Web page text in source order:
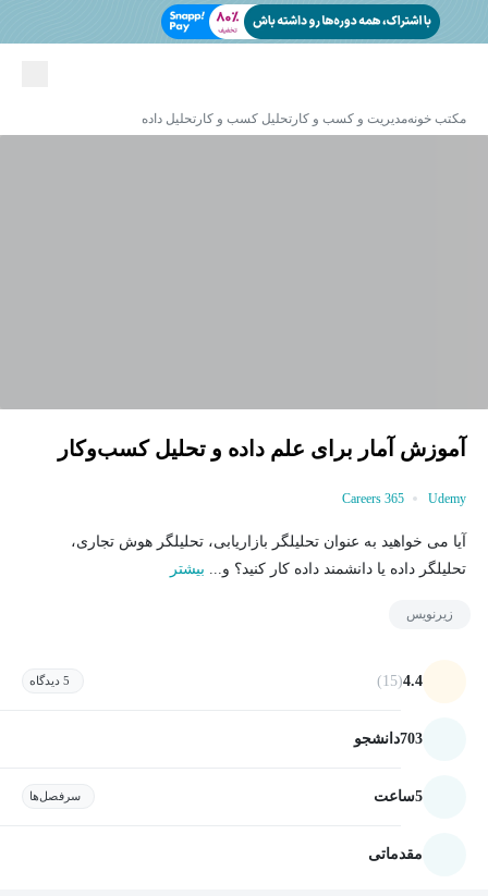
مکتب خونهمدیریت و کسب و کار تحلیل کسب و کار تحلیل داده
آموزش آمار برای علم داده و تحلیل کسب‌وکار
Udemy
365 Careers
آیا می خواهید به عنوان تحلیلگر بازاریابی، تحلیلگر هوش تجاری،
تحلیلگر داده یا دانشمند داده کار کنید؟ و... بیشتر
زیرنویس
4.4
(15) 5 دیدگاه
703دانشجو
5ساعت سرفصل‌ها
مقدماتی